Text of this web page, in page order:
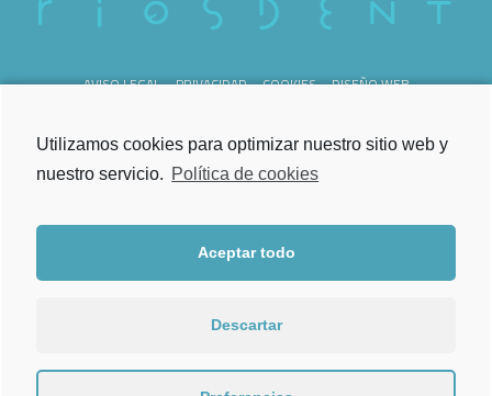
AVISO LEGAL PRIVACIDAD COOKIES DISEÑO WEB
Lunes a Viernes
de 09.00h a 21.00h
Torrecedeira 52, Bajo
Utilizamos cookies para optimizar nuestro sitio web y
nuestro servicio. Política de cookies
Aceptar todo
Descartar